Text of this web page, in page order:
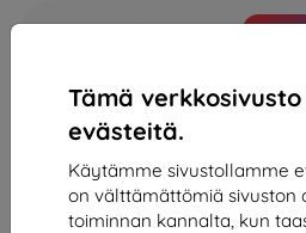
Tämä
evästeitä.
Käytämme sivustollamme
on välttämättömiä sivuston
toiminnan kannalta, kun
Osta tämä laite ja saat 25%
464,90 €
418,41 €
Hinta ilman ALV:tä337,43 €